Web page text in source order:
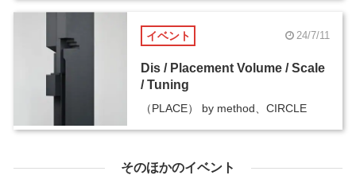
イベント 24/7/11
Dis / Placement Volume / Scale
/ Tuning
（PLACE） by method、CIRCLE
そのほかのイベント